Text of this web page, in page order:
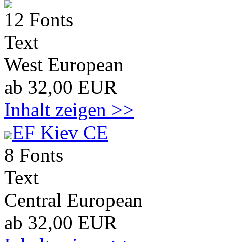
12 Fonts
Text
West European
ab 32,00 EUR
Inhalt zeigen >>
EF Kiev CE
8 Fonts
Text
Central European
ab 32,00 EUR